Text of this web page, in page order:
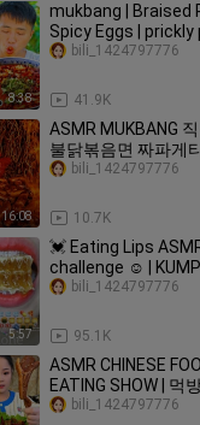
8:38
mukbang | Braised
Spicy Eggs | prickly
and thinermao
41.9K
bili_1424797776
16:08
ASMR MUKBANG
불닭볶음면 짜파게
레시피 FIRE
10.7K
bili_1424797776
5:57
💓 Eating Lips
challenge ☺️ |
MAKAN SESUAI
95.1K
bili_1424797776
ASMR CHINESE
EATING SHOW | 먹방 ASMR 중국먹방 |
XIAO YU MUKBANG
bili_1424797776